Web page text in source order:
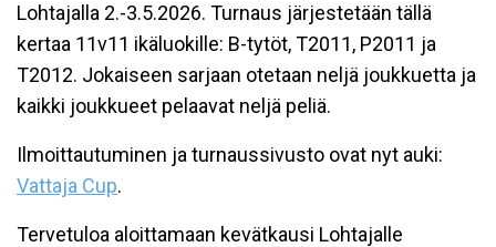
Lohtajalla 2.-3.5.2026. Turnaus järjestetään tällä
kertaa 11v11 ikäluokille: B-tytöt, T2011, P2011 ja
T2012. Jokaiseen sarjaan otetaan neljä joukkuetta ja
kaikki joukkueet pelaavat neljä peliä.
Ilmoittautuminen ja turnaussivusto ovat nyt auki:
Vattaja Cup.
Tervetuloa aloittamaan kevätkausi Lohtajalle